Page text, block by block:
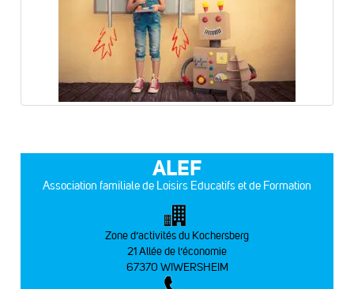
ALEF
Association familiale de Loisirs Educatifs et de Formation
Zone d’activités du Kochersberg
21 Allée de l’économie
67370 WIWERSHEIM